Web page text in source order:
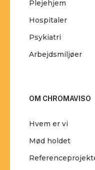
Plejehjem
Hospitaler
Psykiatri
Arbejdsmiljøer
OM CHROMAVISO
Hvem er vi
Mød holdet